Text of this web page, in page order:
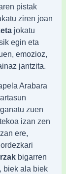
pistak
ziren joan
jokatu
egin eta
emozioz,
jantzita.
Arabara
zuen
izan zen
ere,
bigarren
biek ala biek